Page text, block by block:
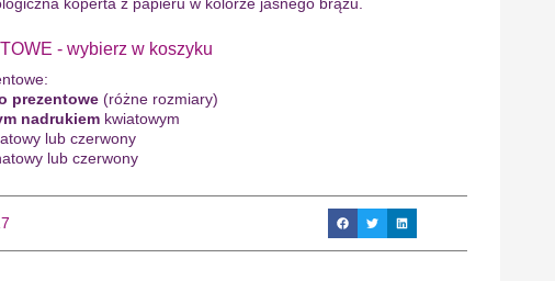
- wybierz w koszyku
prezentowe (różne rozmiary)
nadrukiem kwiatowym
lub czerwony
lub czerwony